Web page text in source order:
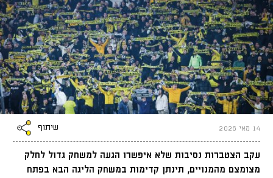
14 מאי 2026 שיתוף
עקב הצטברות נסיבות שלא איפשרו הגעה למשחק גדול לחלק
מצומצם מהמנויים, תינתן קדימות במשחק הליגה הבא בפתח